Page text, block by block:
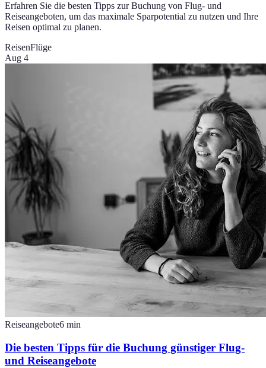
Erfahren Sie die besten Tipps zur Buchung von Flug- und
Reiseangeboten, um das maximale Sparpotential zu nutzen und Ihre
Reisen optimal zu planen.
ReisenFlüge
Aug 4
Reiseangebote6 min
Die besten Tipps für die Buchung günstiger Flug-
und Reiseangebote